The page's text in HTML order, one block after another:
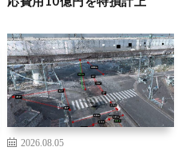
2026.08.05